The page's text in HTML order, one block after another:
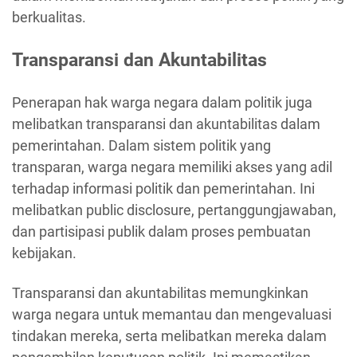
berkualitas.
Transparansi dan Akuntabilitas
Penerapan hak warga negara dalam politik juga
melibatkan transparansi dan akuntabilitas dalam
pemerintahan. Dalam sistem politik yang
transparan, warga negara memiliki akses yang adil
terhadap informasi politik dan pemerintahan. Ini
melibatkan public disclosure, pertanggungjawaban,
dan partisipasi publik dalam proses pembuatan
kebijakan.
Transparansi dan akuntabilitas memungkinkan
warga negara untuk memantau dan mengevaluasi
tindakan mereka, serta melibatkan mereka dalam